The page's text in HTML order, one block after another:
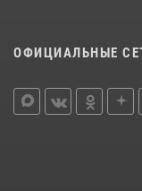
ОФИЦИАЛЬНЫЕ